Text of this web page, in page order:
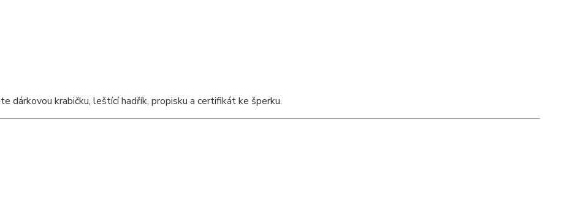
dárkovou krabičku, leštící hadřík, propisku a certifikát ke šperku.